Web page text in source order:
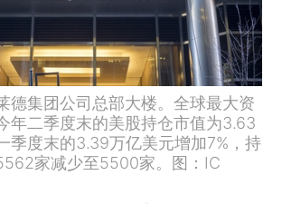
德集团公司总部大楼。全球最大资
年二季度末的美股持仓市值为3.63
季度末的3.39万亿美元增加7%，持
家减少至5500家。图：IC